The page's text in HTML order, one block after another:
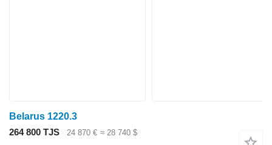
Belarus 1220.3
264 800 TJS
24 870 € ≈ 28 740 $